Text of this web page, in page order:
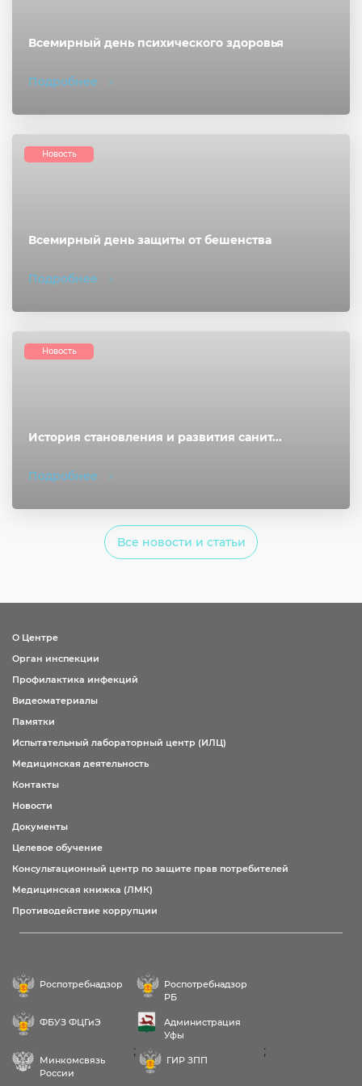
Всемирный день психического здоровья
Подробнее
Всемирный день защиты от бешенства
Подробнее
Новость
История становления и развития санит...
Подробнее
Новость
Все новости и статьи
О Центре
Орган инспекции
Профилактика инфекций
Видеоматериалы
Памятки
Испытательный лабораторный центр (ИЛЦ)
Медицинская деятельность
Контакты
Новости
Документы
Целевое обучение
Консультационный центр по защите прав потребителей
Медицинская книжка (ЛМК)
Противодействие коррупции
Роспотребнадзор
Роспотребнадзор
РБ
ФБУЗ ФЦГиЭ
Администрация
Уфы
Минкомсвязь
России
;
ГИР ЗПП
;